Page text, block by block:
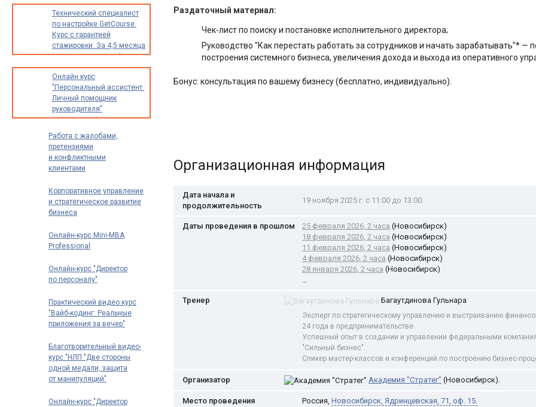
Раздаточный материал:
Чек-лист по поиску и постановке исполнительного директора;
Руководство "Как перестать работать за сотрудников и начать зарабатывать"* —
построения системного бизнеса, увеличения дохода и выхода из оперативного
Бонус: консультация по вашему бизнесу (бесплатно, индивидуально).
Организационная информация
Дата начала и
продолжительность
19 ноября 2025 г. с 11:00 до 13:00.
Даты проведения в прошлом 25 февраля 2026, 2 часа (Новосибирск)
18 февраля 2026, 2 часа (Новосибирск)
11 февраля 2026, 2 часа (Новосибирск)
4 февраля 2026, 2 часа (Новосибирск)
28 января 2026, 2 часа (Новосибирск)
…
Тренер Багаутдинова Гульнара
Эксперт по стратегическому управлению и выстраиванию
24 года в предпринимательстве.
Успешный опыт в создании и управлении федеральными
"Сильный бизнес".
Спикер мастер-классов и конференций по построению бизнес-
Организатор Академия "Стратег" (Новосибирск).
Место проведения Россия, Новосибирск, Ядринцевская, 71, оф. 15.
Технический специалист
по настройке GetCourse.
Курс с гарантией
стажировки. За 4,5 месяца
освоите новую профессию
с доходом от 30 000
до 70 000 рублей в месяц
Онлайн курс
"Персональный ассистент.
Личный помощник
руководителя"
Работа с жалобами,
претензиями
и конфликтными
клиентами
Корпоративное управление
и стратегическое развитие
бизнеса
Онлайн-курс Mini-MBA
Professional
Онлайн-курс "Директор
по персоналу"
Практический видео курс
"Вайб-кодинг: Реальные
приложения за вечер"
Благотворительный видео-
курс "НЛП "Две стороны
одной медали, защита
от манипуляций"
Онлайн-курс "Директор